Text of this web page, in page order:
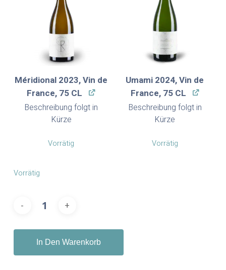
Méridional 2023, Vin de
France, 75 CL
Beschreibung folgt in
Kürze
Vorrätig
Umami 2024, Vin de
France, 75 CL
Beschreibung folgt in
Kürze
Vorrätig
Vorrätig
In Den Warenkorb